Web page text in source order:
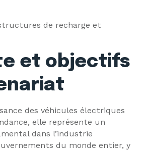
de recharge et
et objectifs
des véhicules électriques
elle représente un
dans l’industrie
du monde entier, y